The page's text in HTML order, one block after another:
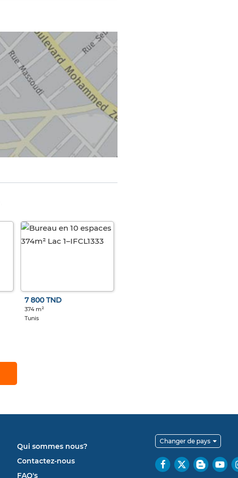
7 800 TND
374 m²
Tunis
Qui sommes nous?
Contactez-nous
FAQ's
Changer de pays